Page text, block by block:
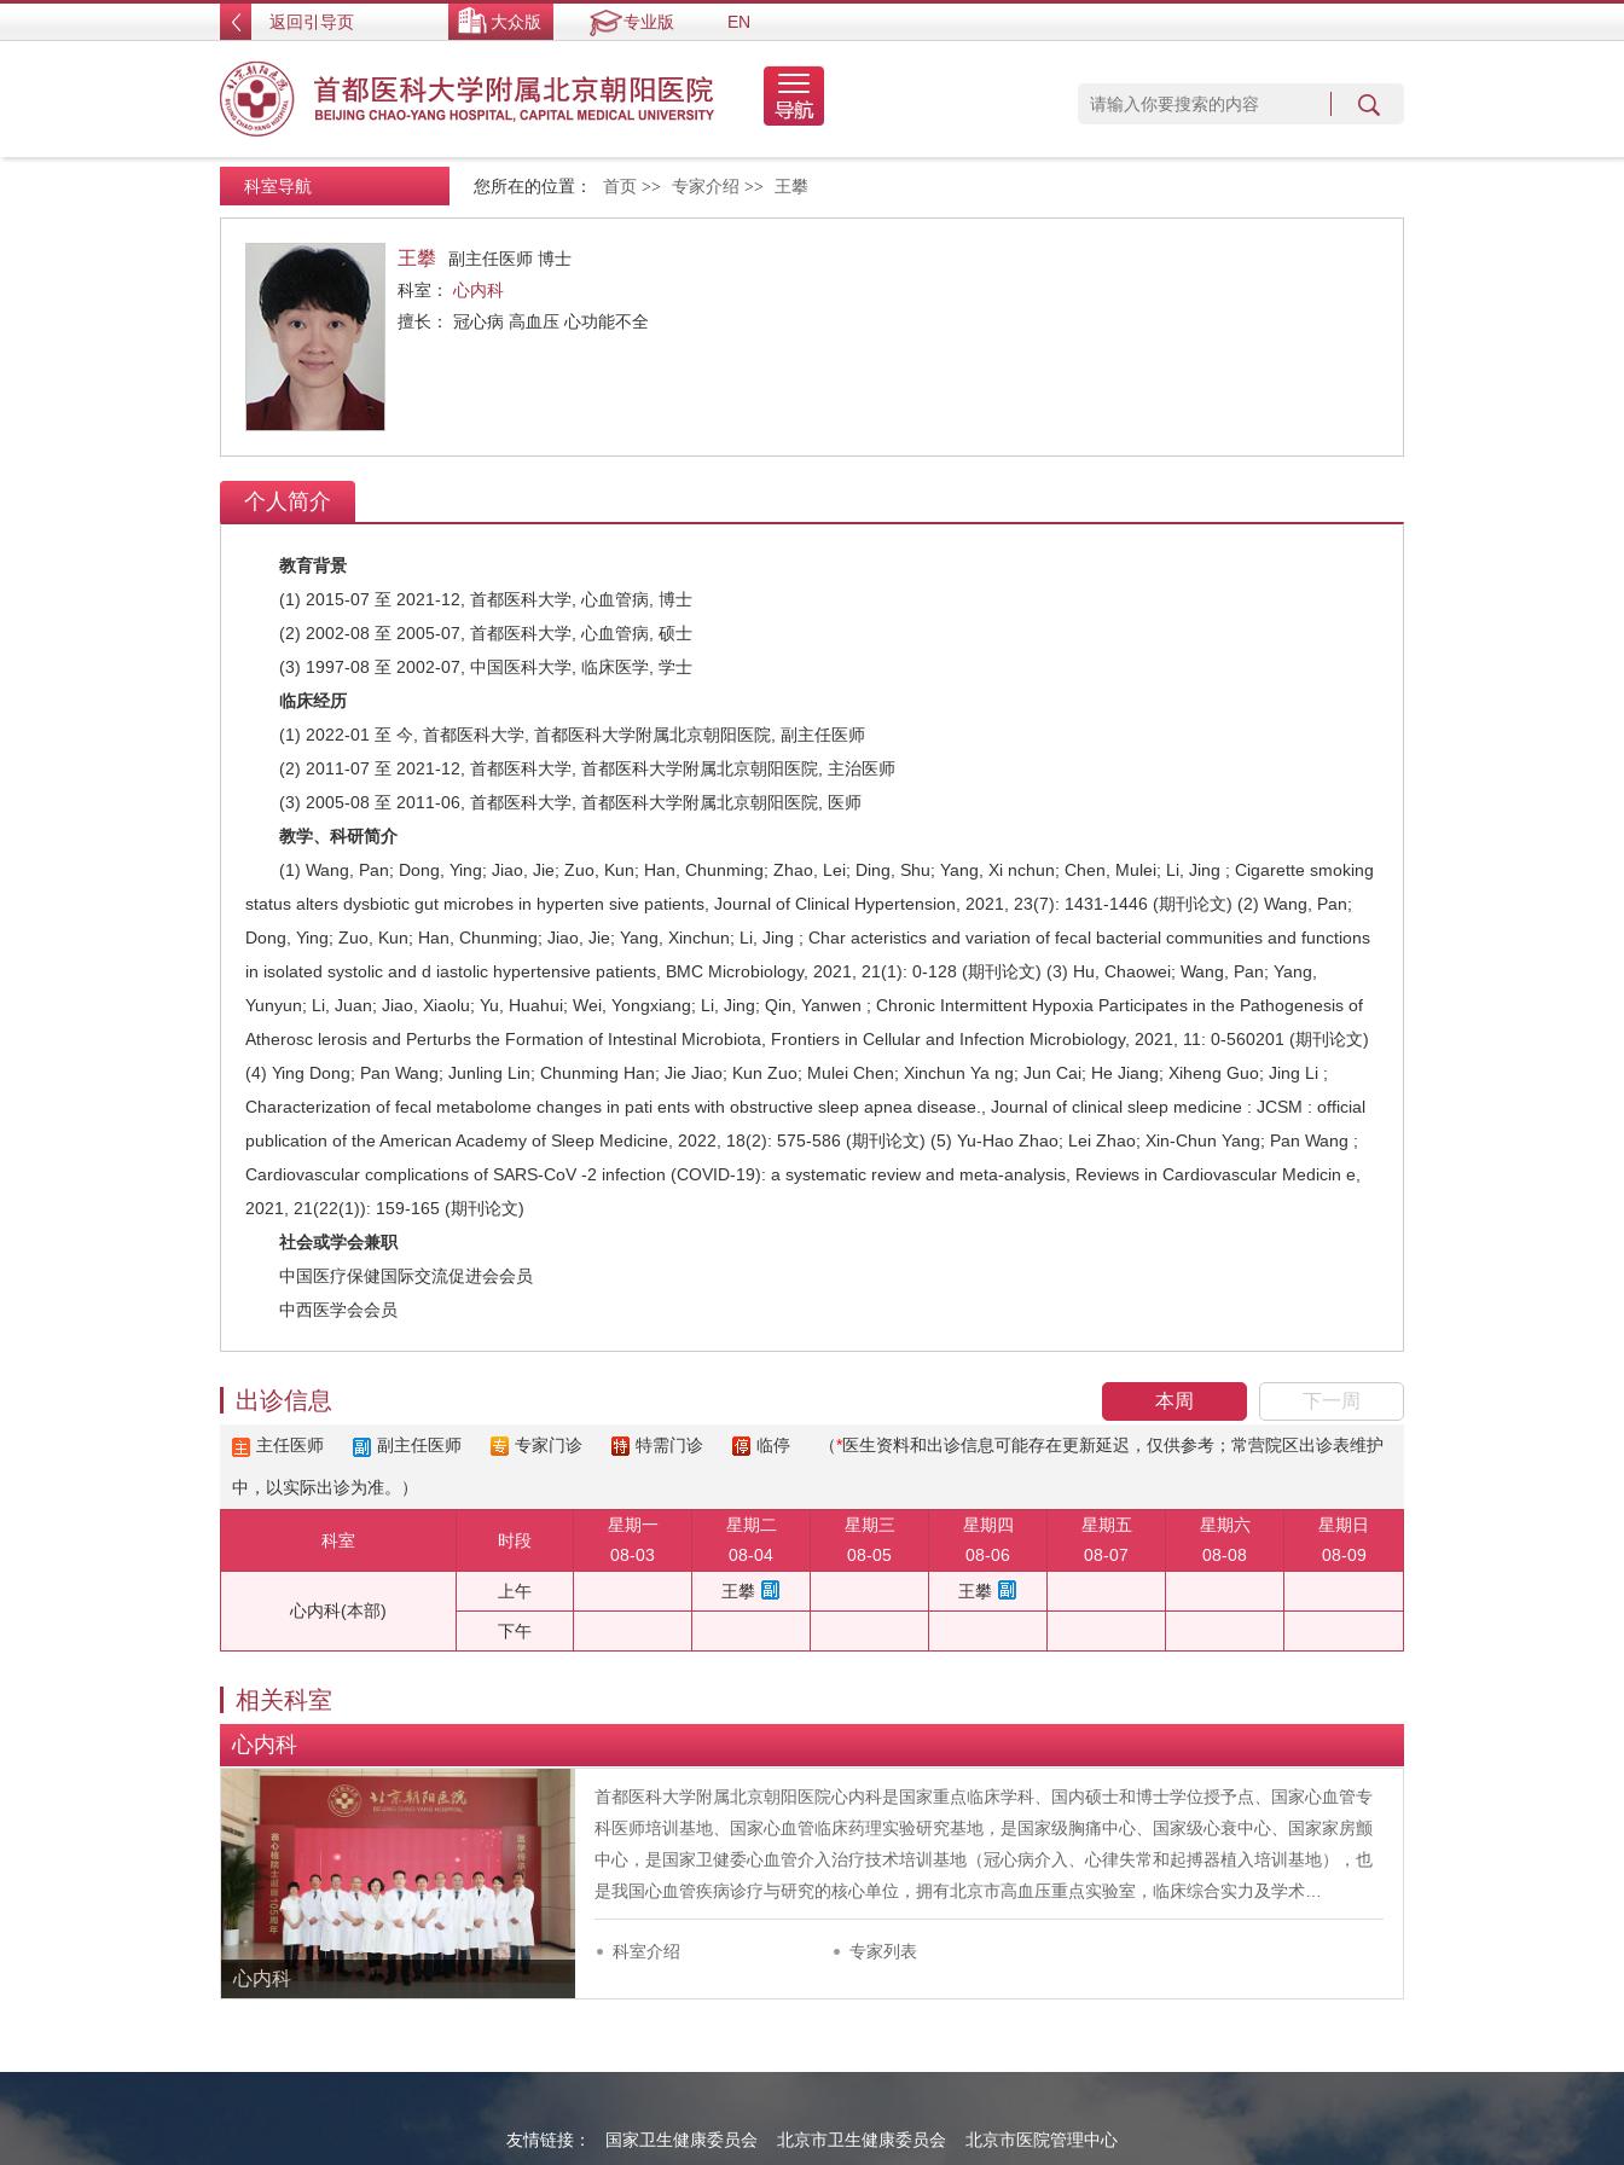
返回引导页 大众版 专业版 EN
您所在的位置： 首页 >> 专家介绍 >> 王攀
科室导航
王攀
副主任医师 博士
科室： 心内科
擅长： 冠心病 高血压 心功能不全
个人简介
教育背景
(1) 2015-07 至 2021-12, 首都医科大学, 心血管病, 博士
(2) 2002-08 至 2005-07, 首都医科大学, 心血管病, 硕士
(3) 1997-08 至 2002-07, 中国医科大学, 临床医学, 学士
临床经历
(1) 2022-01 至 今, 首都医科大学, 首都医科大学附属北京朝阳医院, 副主任医师
(2) 2011-07 至 2021-12, 首都医科大学, 首都医科大学附属北京朝阳医院, 主治医师
(3) 2005-08 至 2011-06, 首都医科大学, 首都医科大学附属北京朝阳医院, 医师
教学、科研简介
(1) Wang, Pan; Dong, Ying; Jiao, Jie; Zuo, Kun; Han, Chunming; Zhao, Lei; Ding, Shu; Yang, Xi nchun; Chen, Mulei; Li, Jing ; Cigarette smoking
status alters dysbiotic gut microbes in hyperten sive patients, Journal of Clinical Hypertension, 2021, 23(7): 1431-1446 (期刊论文) (2) Wang, Pan;
Dong, Ying; Zuo, Kun; Han, Chunming; Jiao, Jie; Yang, Xinchun; Li, Jing ; Char acteristics and variation of fecal bacterial communities and functions
in isolated systolic and d iastolic hypertensive patients, BMC Microbiology, 2021, 21(1): 0-128 (期刊论文) (3) Hu, Chaowei; Wang, Pan; Yang,
Yunyun; Li, Juan; Jiao, Xiaolu; Yu, Huahui; Wei, Yongxiang; Li, Jing; Qin, Yanwen ; Chronic Intermittent Hypoxia Participates in the Pathogenesis of
Atherosc lerosis and Perturbs the Formation of Intestinal Microbiota, Frontiers in Cellular and Infection Microbiology, 2021, 11: 0-560201 (期刊论文)
(4) Ying Dong; Pan Wang; Junling Lin; Chunming Han; Jie Jiao; Kun Zuo; Mulei Chen; Xinchun Ya ng; Jun Cai; He Jiang; Xiheng Guo; Jing Li ;
Characterization of fecal metabolome changes in pati ents with obstructive sleep apnea disease., Journal of clinical sleep medicine : JCSM : official
publication of the American Academy of Sleep Medicine, 2022, 18(2): 575-586 (期刊论文) (5) Yu-Hao Zhao; Lei Zhao; Xin-Chun Yang; Pan Wang ;
Cardiovascular complications of SARS-CoV -2 infection (COVID-19): a systematic review and meta-analysis, Reviews in Cardiovascular Medicin e,
2021, 21(22(1)): 159-165 (期刊论文)
社会或学会兼职
中国医疗保健国际交流促进会会员
中西医学会会员
本周 下一周
出诊信息
主任医师 副主任医师 专家门诊 特需门诊 临停 （*医生资料和出诊信息可能存在更新延迟，仅供参考；常营院区出诊表维护
中，以实际出诊为准。）
科室 时段
星期一
08-03
星期二
08-04
星期三
08-05
星期四
08-06
星期五
08-07
星期六
08-08
星期日
08-09
心内科(本部)
上午 王攀 王攀
下午
相关科室
心内科
心内科
首都医科大学附属北京朝阳医院心内科是国家重点临床学科、国内硕士和博士学位授予点、国家心血管专
科医师培训基地、国家心血管临床药理实验研究基地，是国家级胸痛中心、国家级心衰中心、国家家房颤
中心，是国家卫健委心血管介入治疗技术培训基地（冠心病介入、心律失常和起搏器植入培训基地），也
是我国心血管疾病诊疗与研究的核心单位，拥有北京市高血压重点实验室，临床综合实力及学术…
科室介绍 专家列表
友情链接： 国家卫生健康委员会 北京市卫生健康委员会 北京市医院管理中心